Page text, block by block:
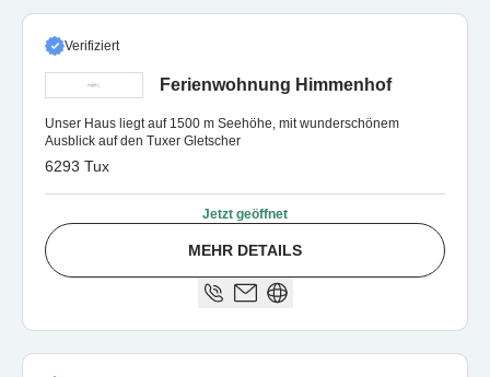
Verifiziert
Ferienwohnung Himmenhof
Unser Haus liegt auf 1500 m Seehöhe, mit wunderschönem
Ausblick auf den Tuxer Gletscher
6293 Tux
Jetzt geöffnet
MEHR DETAILS